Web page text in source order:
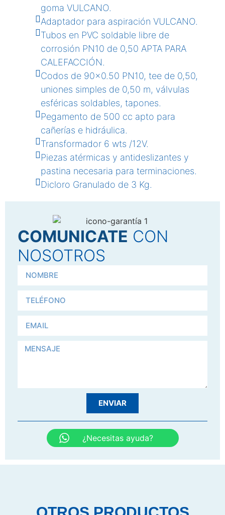
goma VULCANO.
Adaptador para aspiración VULCANO.
Tubos en PVC soldable libre de
corrosión PN10 de 0,50 APTA PARA
CALEFACCIÓN.
Codos de 90×0.50 PN10, tee de 0,50,
uniones simples de 0,50 m, válvulas
esféricas soldables, tapones.
Pegamento de 500 cc apto para
cañerías e hidráulica.
Transformador 6 wts /12V.
Piezas atérmicas y antideslizantes y
pastina necesaria para terminaciones.
Dicloro Granulado de 3 Kg.
COMUNICATE CON
NOSOTROS
ENVIAR
¿Necesitas ayuda?